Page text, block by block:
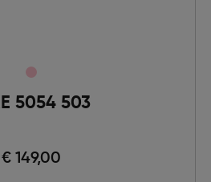
5054 503
€ 149,00